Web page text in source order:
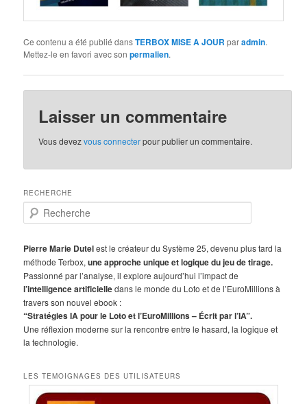
Ce contenu a été publié dansTERBOX MISE A JOUR paradmin.
Mettez-le en favori avec sonpermalien.
Laisser un commentaire
Vous devezvous connecterpour publier un commentaire.
RECHERCHE
e
h
e
r
c
h
e
Pierre Marie Dutelest le créateur du Système 25, devenu plus tard la
méthode Terbox,une approche unique et logique du jeu de tirage.
Passionné par l’analyse, il explore aujourd’hui l’impact de
l’intelligence artificielledans le monde du Loto et de l’EuroMillions à
travers son nouvel ebook :
“Stratégies IA pour le Loto et l’EuroMillions – Écrit par l’IA”.
Une réflexion moderne sur la rencontre entre le hasard, la logique et
la technologie.
LES TEMOIGNAGES DES UTILISATEURS